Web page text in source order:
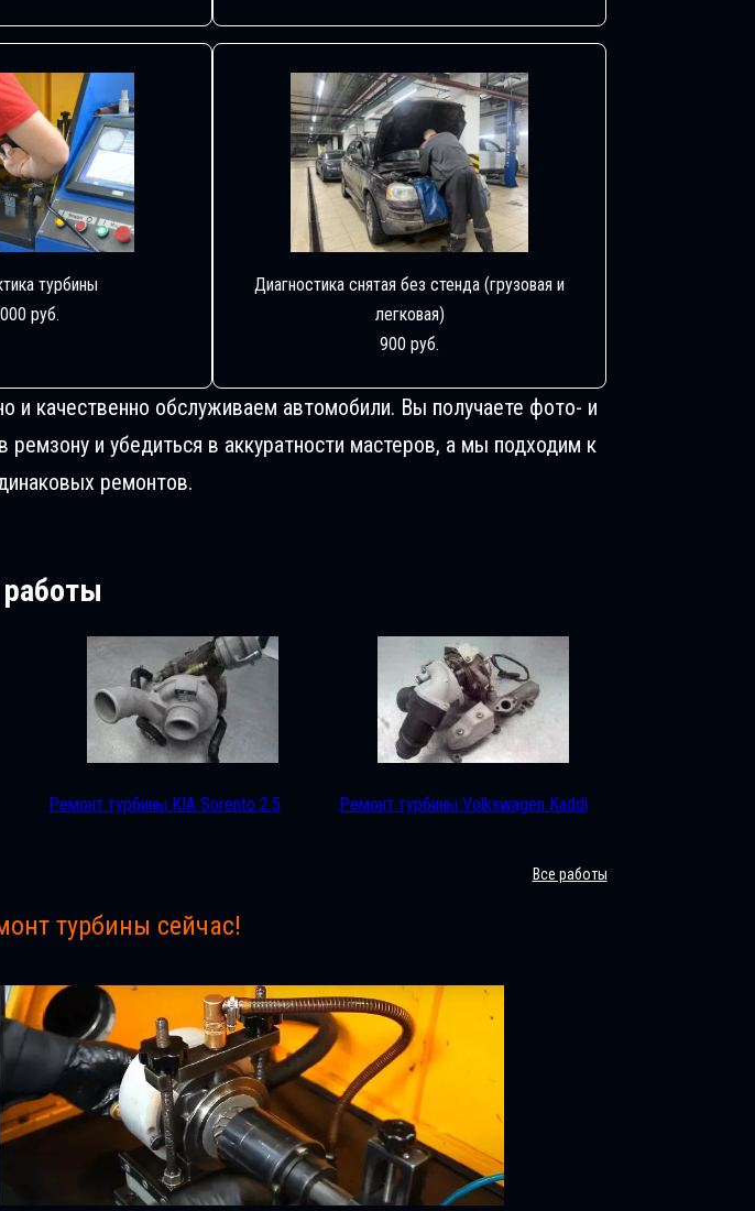
турбины
руб.
Диагностика снятая без стенда (грузовая и
легковая)
900 руб.
качественно обслуживаем автомобили. Вы получаете фото- и
и убедиться в аккуратности мастеров, а мы подходим к
ремонтов.
Ремонт турбины KIA Sorento 2.5 Ремонт турбины Volkswagen Kaddi
Все работы
турбины сейчас!